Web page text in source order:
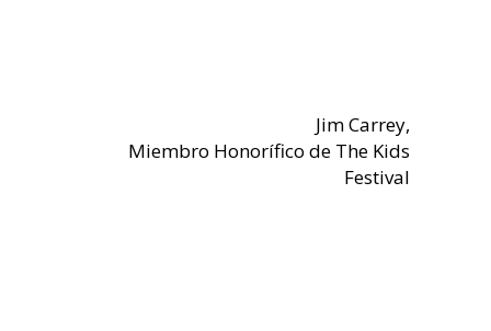
Jim Carrey,
Miembro Honorífico de The Kids
Festival